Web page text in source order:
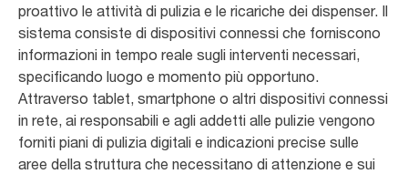
proattivo le attività di pulizia e le ricariche dei dispenser. Il
sistema consiste di dispositivi connessi che forniscono
informazioni in tempo reale sugli interventi necessari,
specificando luogo e momento più opportuno.
Attraverso tablet, smartphone o altri dispositivi connessi
in rete, ai responsabili e agli addetti alle pulizie vengono
forniti piani di pulizia digitali e indicazioni precise sulle
aree della struttura che necessitano di attenzione e sui